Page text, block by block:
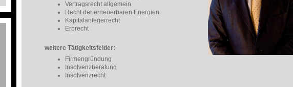
Vertragsrecht allgemein
Recht der erneuerbaren Energien
Kapitalanlegerrecht
Erbrecht
weitere Tätigkeitsfelder:
Firmengründung
Insolvenzberatung
Insolvenzrecht